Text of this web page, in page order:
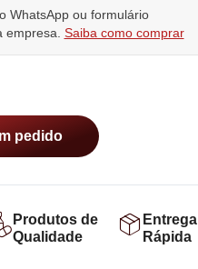
WhatsApp ou formulário
empresa. Saiba como comprar
pedido
Produtos de
Qualidade
Entrega
Rápida